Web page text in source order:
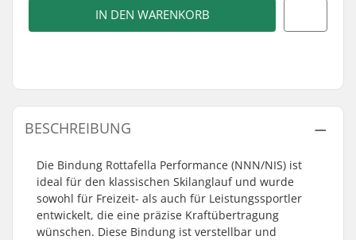
IN DEN WARENKORB
BESCHREIBUNG
Die Bindung Rottafella Performance (NNN/NIS) ist
ideal für den klassischen Skilanglauf und wurde
sowohl für Freizeit- als auch für Leistungssportler
entwickelt, die eine präzise Kraftübertragung
wünschen. Diese Bindung ist verstellbar und